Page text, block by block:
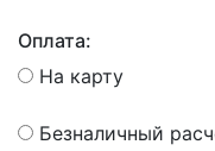
Оплата:
На карту
Безналичный